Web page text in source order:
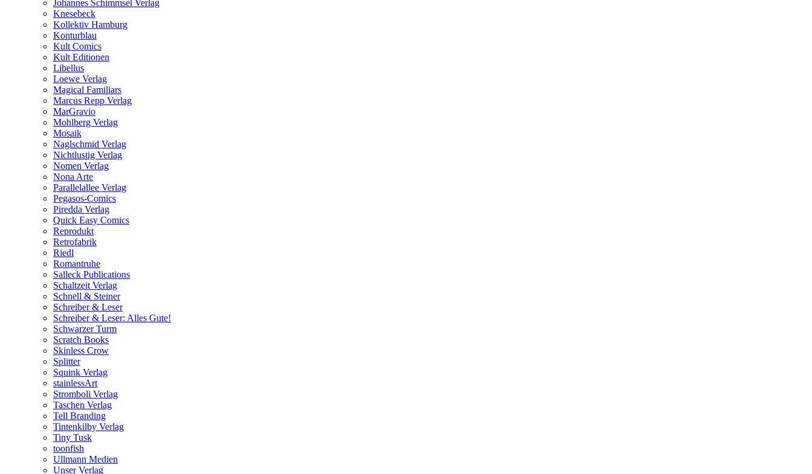
Johannes Schimmsel Verlag
Knesebeck
Kollektiv Hamburg
Konturblau
Kult Comics
Kult Editionen
Libellus
Loewe Verlag
Magical Familiars
Marcus Repp Verlag
MarGravio
Mohlberg Verlag
Mosaik
Naglschmid Verlag
Nichtlustig Verlag
Nomen Verlag
Nona Arte
Parallelallee Verlag
Pegasos-Comics
Piredda Verlag
Quick Easy Comics
Reprodukt
Retrofabrik
Riedl
Romantruhe
Salleck Publications
Schaltzeit Verlag
Schnell & Steiner
Schreiber & Leser
Schreiber & Leser: Alles Gute!
Schwarzer Turm
Scratch Books
Skinless Crow
Splitter
Squink Verlag
stainlessArt
Stromboli Verlag
Taschen Verlag
Tell Branding
Tintenkilby Verlag
Tiny Tusk
toonfish
Ullmann Medien
Unser Verlag